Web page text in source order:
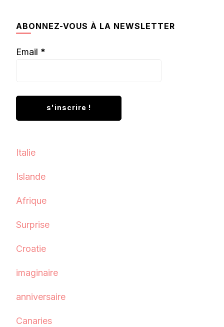
ABONNEZ-VOUS À LA NEWSLETTER
Email *
Italie
Islande
Afrique
Surprise
Croatie
imaginaire
anniversaire
Canaries